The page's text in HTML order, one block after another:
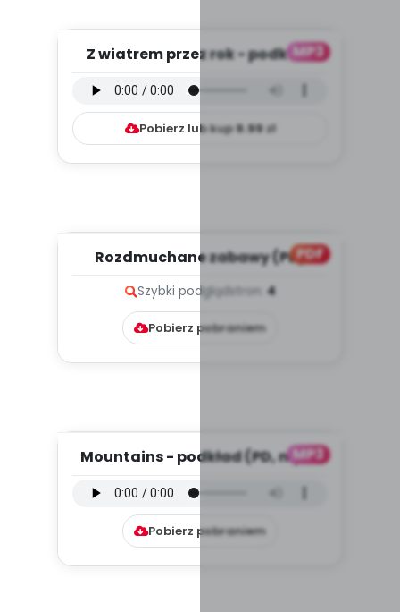
MP3
Z wiatrem przez rok - podkład
Pobierz lub kup9.99zł
PDF
Rozdmuchane zabawy (PD)
Szybki podgląd stron: 4
Pobierz pobraniem
MP3
Mountains - podkład (PD, mp3)
Pobierz pobraniem